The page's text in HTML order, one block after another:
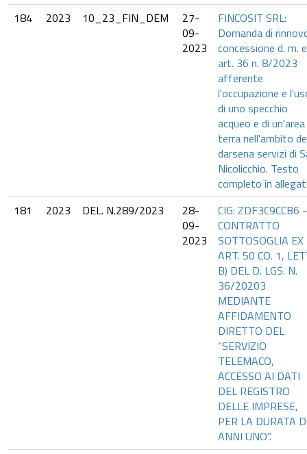
184
2023 10_23_FIN_DEM
27-
09-
2023
FINCOSIT SRL:
Domanda di
concessione d. m.
art. 36 n. 8/2023
afferente
l'occupazione e
di uno specchio
acqueo e di
terra nell'ambito
darsena servizi di
Nicolicchio. Testo
completo in
181
2023 DEL. N.289/2023
28-
09-
2023
CIG: ZDF3C9CCB6 -
CONTRATTO
SOTTOSOGLIA EX
ART. 50 CO. 1,
B) DEL D. LGS. N.
36/20203
MEDIANTE
AFFIDAMENTO
DIRETTO DEL
“SERVIZIO
TELEMACO,
ACCESSO AI DATI
DEL REGISTRO
DELLE IMPRESE,
PER LA DURATA
ANNI UNO”.